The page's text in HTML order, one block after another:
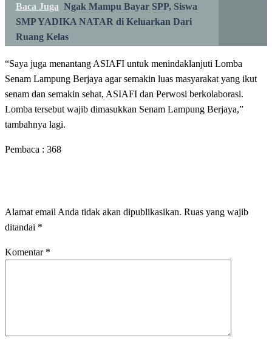
Baca Juga Ngak Mampu Bayar SPP, Siswa
SMP YADIKA NATAR di Keluarkan Dari
Ruang Kelas
“Saya juga menantang ASIAFI untuk menindaklanjuti Lomba
Senam Lampung Berjaya agar semakin luas masyarakat yang ikut
senam dan semakin sehat, ASIAFI dan Perwosi berkolaborasi.
Lomba tersebut wajib dimasukkan Senam Lampung Berjaya,”
tambahnya lagi.
Pembaca : 368
Alamat email Anda tidak akan dipublikasikan. Ruas yang wajib
ditandai *
Komentar *